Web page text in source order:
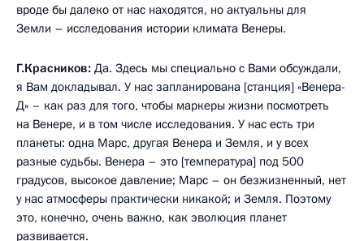
вроде бы далеко от нас находятся, но актуальны для
Земли – исследования истории климата Венеры.
Г.Красников: Да. Здесь мы специально с Вами обсуждали,
я Вам докладывал. У нас запланирована [станция] «Венера-
Д» – как раз для того, чтобы маркеры жизни посмотреть
на Венере, и в том числе исследования. У нас есть три
планеты: одна Марс, другая Венера и Земля, и у всех
разные судьбы. Венера – это [температура] под 500
градусов, высокое давление; Марс – он безжизненный, нет
у нас атмосферы практически никакой; и Земля. Поэтому
это, конечно, очень важно, как эволюция планет
развивается.